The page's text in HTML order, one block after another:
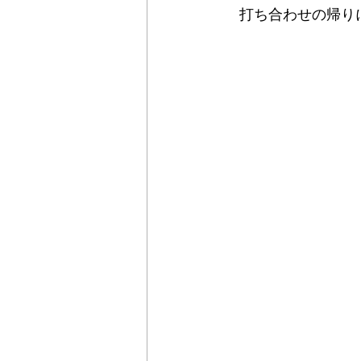
打ち合わせの帰り